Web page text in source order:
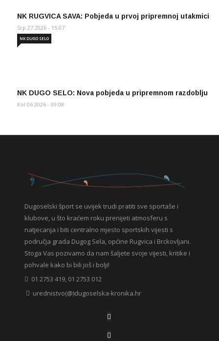
NK RUGVICA SAVA: Pobjeda u prvoj pripremnoj utakmici
Srp 27 2026 - 15:07
NK DUGO SELO: Nova pobjeda u pripremnom razdoblju
NK DUGO SELO
Kol 06 2026 - 09:08
Dugoselski šport se uvijek trudi pratiti sve sportaše i
klubove, u što kraćem roku prenijeti atmosferu s
natjecanja i biti centralno mjesto sportskih vijesti s
područja grada Dugog Sela, općine Rugvica i Brckovljani.
Stoga Vas pozivamo da nam šaljete svoje vijesti, kritike i
pohvale kako bi bili još i bolji!
01 2753 419, 01 2753 012
urednistvo(@)dugoselska-kronika.hr